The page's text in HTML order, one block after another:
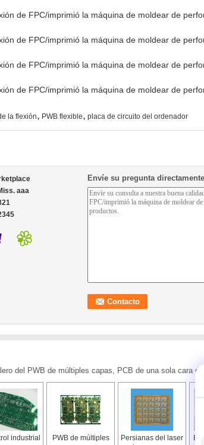
la flexión, PWB flexible, placa de circuito del ordenador
aaa
Envíe su pregunta
del PWB de múltiples capas, PCB de una sola cara de
industrial
PWB de múltiples
Persianas del laser
El